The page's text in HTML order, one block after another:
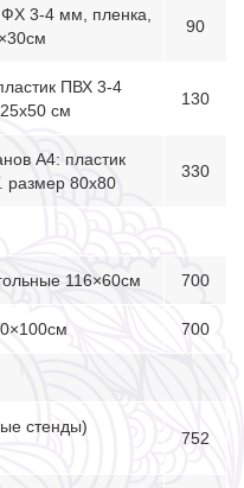
3-4 мм, пленка,
90
ПВХ 3-4
см
130
А4: пластик
80х80
330
116×60см 700
700
стенды)
752